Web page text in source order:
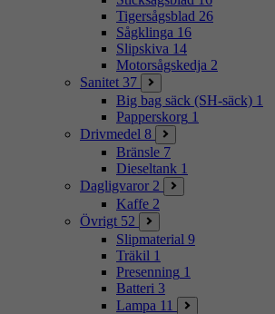
Tigersågsblad 26
Sågklinga 16
Slipskiva 14
Motorsågskedja 2
Sanitet 37
Big bag säck (SH-säck) 1
Papperskorg 1
Drivmedel 8
Bränsle 7
Dieseltank 1
Dagligvaror 2
Kaffe 2
Övrigt 52
Slipmaterial 9
Träkil 1
Presenning 1
Batteri 3
Lampa 11